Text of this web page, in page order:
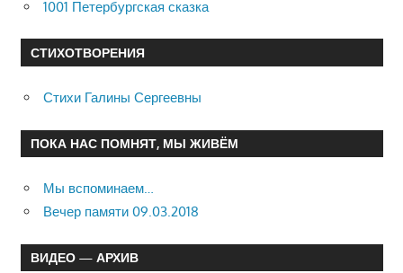
1001 Петербургская сказка
СТИХОТВОРЕНИЯ
Стихи Галины Сергеевны
ПОКА НАС ПОМНЯТ, МЫ ЖИВЁМ
Мы вспоминаем…
Вечер памяти 09.03.2018
ВИДЕО — АРХИВ